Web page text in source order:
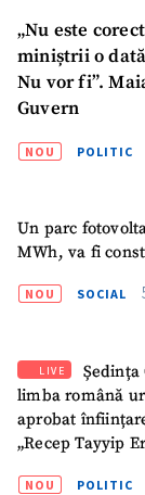
„Nu este
miniștrii o
Nu vor fi”.
Guvern
NOU POLITIC
Un parc
MWh, va fi
NOU SOCIAL
LIVE
limba română
aprobat
„Recep Tayyip
NOU POLITIC